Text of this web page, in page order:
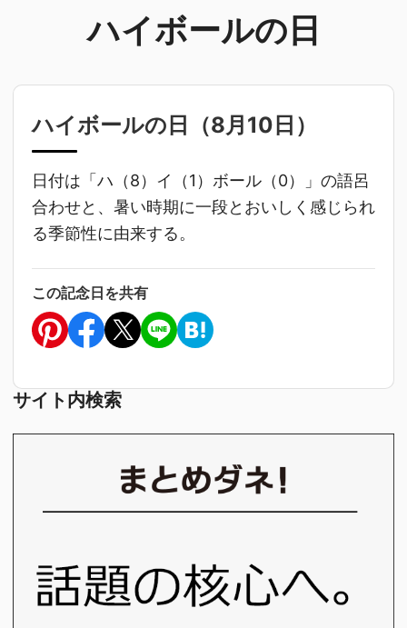
ハイボールの日
ハイボールの日（8月10日 ）
日付は「ハ（8）イ（1）ボール（0）」の語呂
合わせと、暑い時期に一段とおいしく感じられ
る季節性に由来する。
この記念日を共有
サイト内検索